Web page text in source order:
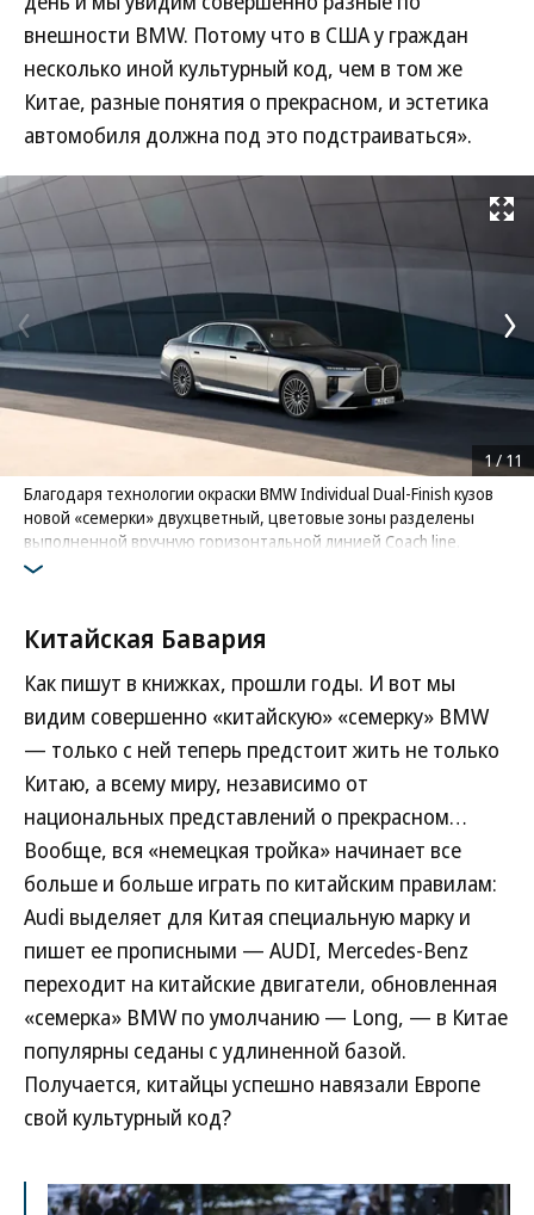
внешности BMW. Потому что в США у граждан
несколько иной культурный код, чем в том же
Китае, разные понятия о прекрасном, и эстетика
автомобиля должна под это подстраиваться».
Развернуть
Благодаря технологии окраски BMW Individual Dual-‍Finish кузов
новой «семерки» двухцветный, цветовые зоны разделены
выполненной вручную горизонтальной линией Coach line.
Окраска происходит в 12 этапов и занимает 75 часов
1/11
Китайская Бавария
Как пишут в книжках, прошли годы. И вот мы
видим совершенно «китайскую» «семерку» BMW
— только с ней теперь предстоит жить не только
Китаю, а всему миру, независимо от
национальных представлений о прекрасном…
Вообще, вся «немецкая тройка» начинает все
больше и больше играть по китайским правилам:
Audi выделяет для Китая специальную марку и
пишет ее прописными — AUDI, Mercedes-Benz
переходит на китайские двигатели, обновленная
«семерка» BMW по умолчанию — Long, — в Китае
популярны седаны с удлиненной базой.
Получается, китайцы успешно навязали Европе
свой культурный код?